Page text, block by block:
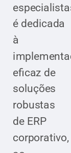
é dedicada
à
eficaz de
soluções
robustas
de ERP
corporativo,